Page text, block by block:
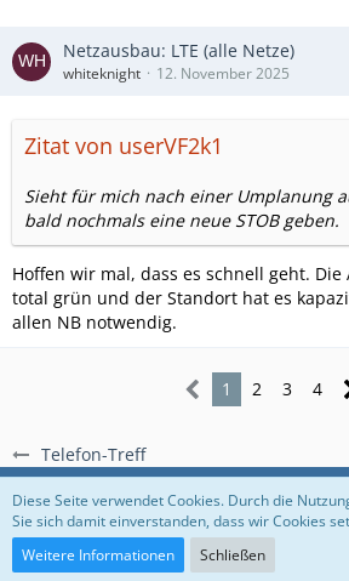
Telefon-Treff
Netzausbau: LTE (alle Netze)
whiteknight 12. November 2025
Zitat von userVF2k1
Sieht für mich nach einer Umplanung
bald nochmals eine neue STOB geben.
Hoffen wir mal, dass es schnell geht.
total grün und der Standort hat es
allen NB notwendig.
1 2 3 4
Regeln Datenschutzerklärung
Community-Software:
Diese Seite verwendet Cookies. Durch die
Sie sich damit einverstanden, dass wir Cookies
Weitere Informationen
Schließen